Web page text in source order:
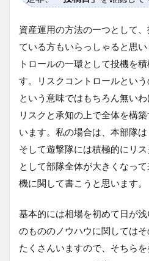
資産運用の方法の一つとして
ている方もいらっしゃると思
トロールの一環として投機を
す。リスクコントロールとい
という意味ではもちろん無い
リスクと承知の上で全体を構
います。私の場合は、本部隊は
そして遊撃隊には積極的にリ
として部隊全体が大きくなっ
機に関して書こうと思います。
基本的には相場を初めて日が
のもののノウハウに関しては
たくさんいますので、そちら